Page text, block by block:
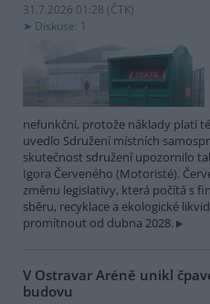
31.7.2026 01:28 (ČTK)
Diskuse: 1
nefunkční, protože náklady platí
uvedlo Sdružení místních
skutečnost sdružení upozornilo
Igora Červeného (Motoristé).
změnu legislativy, která počítá s
sběru, recyklace a ekologické
promítnout od dubna 2028.
V Ostravar Aréně unikl
budovu